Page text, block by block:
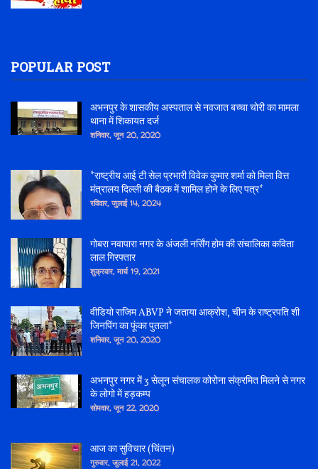
POPULAR POST
अभनपुर के शासकीय अस्पताल से नवजात बच्चा चोरी का मामला
थाना में शिकायत दर्ज
शनिवार, जून 20, 2020
*राष्ट्रीय आई टी सेल प्रभारी विवेक कुमार शर्मा को मिला वित्त
मंत्रालय दिल्ली की बैठक में शामिल होने के लिए पत्र*
रविवार, जुलाई 14, 2024
गोबरा नवापारा नगर के अंजली नर्सिंग होम की संचालिका कविता
लाल गिरफ्तार
शुक्रवार, मार्च 19, 2021
वीडियो राजिम ABVP ने जताया आक्रोश, चीन के राष्ट्रपति शी
जिनपिंग का फूंका पुतला*
शनिवार, जून 20, 2020
अभनपुर नगर में 3 सेलून संचालक कोरोना संक्रमित मिलने से नगर
के लोगो में हड़कम्प
सोमवार, जून 22, 2020
आज का सुविचार (चिंतन)
गुरुवार, जुलाई 21, 2022